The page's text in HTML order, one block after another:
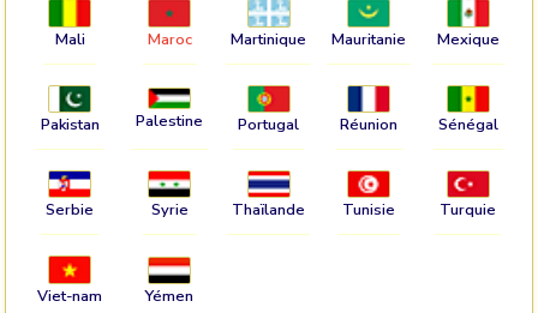
Mali Maroc Martinique Mauritanie Mexique
Pakistan Palestine Portugal Réunion Sénégal
Serbie Syrie Thaïlande Tunisie Turquie
Viet-nam Yémen